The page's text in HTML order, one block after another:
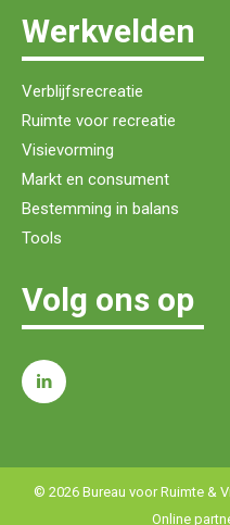
Werkvelden
Verblijfsrecreatie
Ruimte voor recreatie
Visievorming
Markt en consument
Bestemming in balans
Tools
Volg ons op
© 2026 Bureau voor Ruimte &
Online